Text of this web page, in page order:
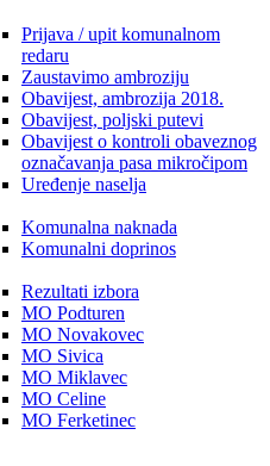
Prijava / upit komunalnom
redaru
Zaustavimo ambroziju
Obavijest, ambrozija 2018.
Obavijest, poljski putevi
Obavijest o kontroli obaveznog
označavanja pasa mikročipom
Uređenje naselja
Komunalna naknada
Komunalni doprinos
Rezultati izbora
MO Podturen
MO Novakovec
MO Sivica
MO Miklavec
MO Celine
MO Ferketinec